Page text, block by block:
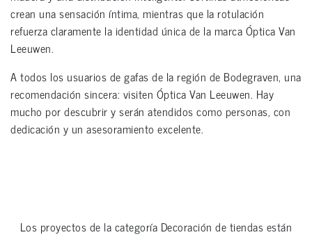
crean una sensación íntima, mientras que la rotulación
refuerza claramente la identidad única de la marca Óptica Van
Leeuwen.
A todos los usuarios de gafas de la región de Bodegraven, una
recomendación sincera: visiten Óptica Van Leeuwen. Hay
mucho por descubrir y serán atendidos como personas, con
dedicación y un asesoramiento excelente.
Los proyectos de la categoría Decoración de tiendasestán